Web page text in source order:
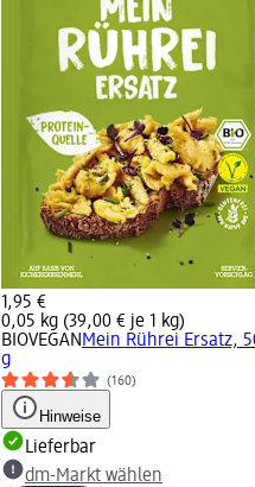
1,95 €
0,05 kg (39,00 € je 1 kg)
BIOVEGAN Mein Rührei Ersatz,
g
(160)
Hinweise
Lieferbar
dm-Markt wählen